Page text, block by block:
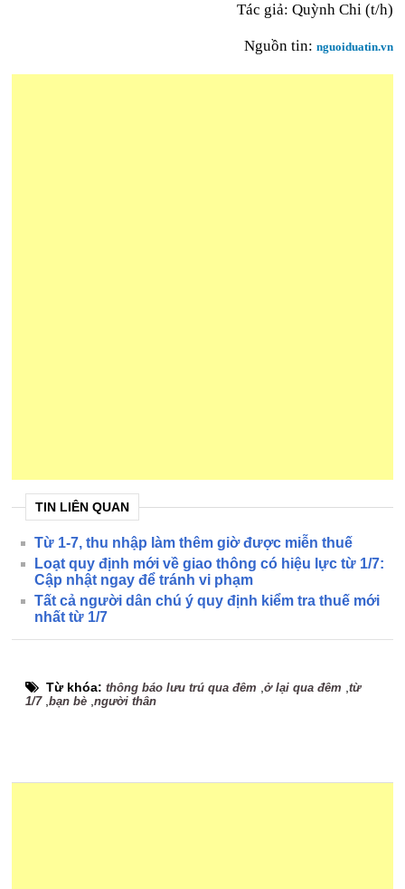
Tác giả: Quỳnh Chi (t/h)
Nguồn tin: nguoiduatin.vn
TIN LIÊN QUAN
Từ 1-7, thu nhập làm thêm giờ được miễn thuế
Loạt quy định mới về giao thông có hiệu lực từ 1/7:
Cập nhật ngay để tránh vi phạm
Tất cả người dân chú ý quy định kiểm tra thuế mới
nhất từ 1/7
Từ khóa:thông báo lưu trú qua đêm ,ở lại qua đêm ,từ
1/7,bạn bè ,người thân